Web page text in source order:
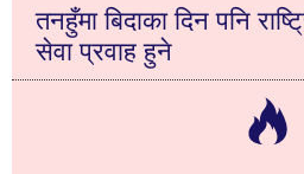
तनहुँमा बिदाका दिन पनि
सेवा प्रवाह हुने